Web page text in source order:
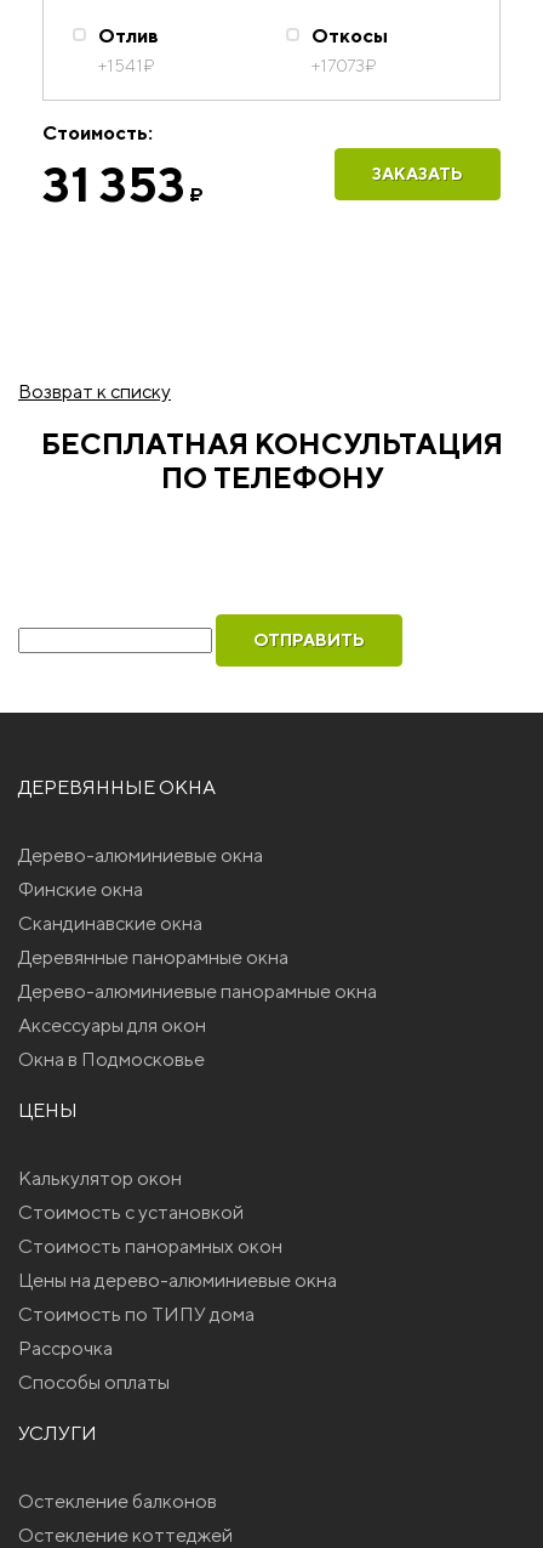
Отлив
+1541₽
Откосы
+17073₽
Стоимость:
31 353 ₽
ЗАКАЗАТЬ
Возврат к списку
БЕСПЛАТНАЯ КОНСУЛЬТАЦИЯ
ПО ТЕЛЕФОНУ
ДЕРЕВЯННЫЕ ОКНА
Дерево-алюминиевые окна
Финские окна
Скандинавские окна
Деревянные панорамные окна
Дерево-алюминиевые панорамные окна
Аксессуары для окон
Окна в Подмосковье
ЦЕНЫ
Калькулятор окон
Стоимость с установкой
Стоимость панорамных окон
Цены на дерево-алюминиевые окна
Стоимость по ТИПУ дома
Рассрочка
Способы оплаты
УСЛУГИ
Остекление балконов
Остекление коттеджей